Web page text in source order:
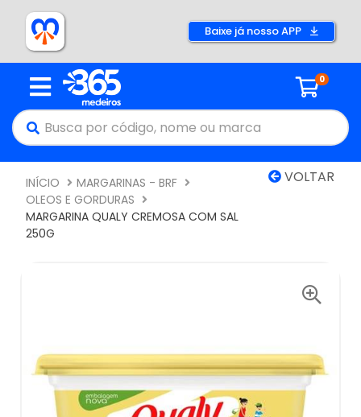
Baixe já nosso APP
0
VOLTAR
INÍCIO
MARGARINAS - BRF
OLEOS E GORDURAS
MARGARINA QUALY CREMOSA COM SAL
250G